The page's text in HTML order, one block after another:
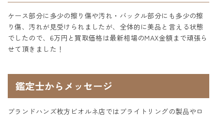
ケース部分に多少の擦り傷や汚れ・バックル部分にも多少の擦
り傷、汚れが見受けられましたが、全体的に美品と言える状態
でしたので、6万円と買取価格は最新相場のMAX金額まで頑張ら
せて頂きました！
鑑定士からメッセージ
ブランドハンズ枚方ビオルネ店ではブライトリングの製品やロ